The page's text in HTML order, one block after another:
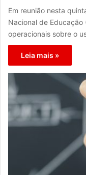
Em reunião nesta
Nacional de
operacionais sobre o
Leia mais »